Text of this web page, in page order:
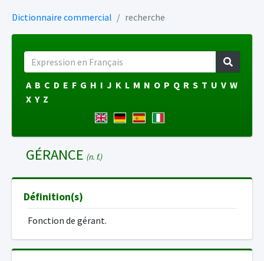
Dictionnaire commercial recherche
A B C D E F G H I J K L M N O P Q R S T U V W
X Y Z
GÉRANCE (n. f.)
Définition(s)
Fonction de gérant.